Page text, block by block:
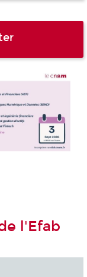
l'Efab